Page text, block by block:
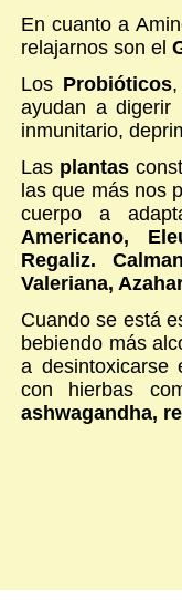
En cuanto a
relajarnos son el
Los Probióticos,
ayudan a digerir
inmunitario,
Las plantas
las que más nos
cuerpo a
Americano,
Regaliz.
Valeriana,
Cuando se está
bebiendo más
a desintoxicarse
con hierbas
ashwagandha,